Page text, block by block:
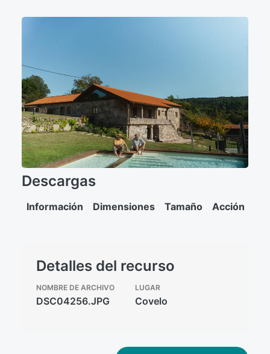
Descargas
Información Dimensiones Tamaño Acción
Detalles del recurso
NOMBRE DE ARCHIVO
DSC04256.JPG
LUGAR
Covelo